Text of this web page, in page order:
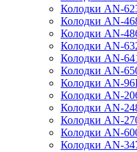
Колодки AN-
Колодки AN-
Колодки AN-
Колодки AN-
Колодки AN-
Колодки AN-
Колодки AN-
Колодки AN-
Колодки AN-
Колодки AN-
Колодки AN-
Колодки AN-